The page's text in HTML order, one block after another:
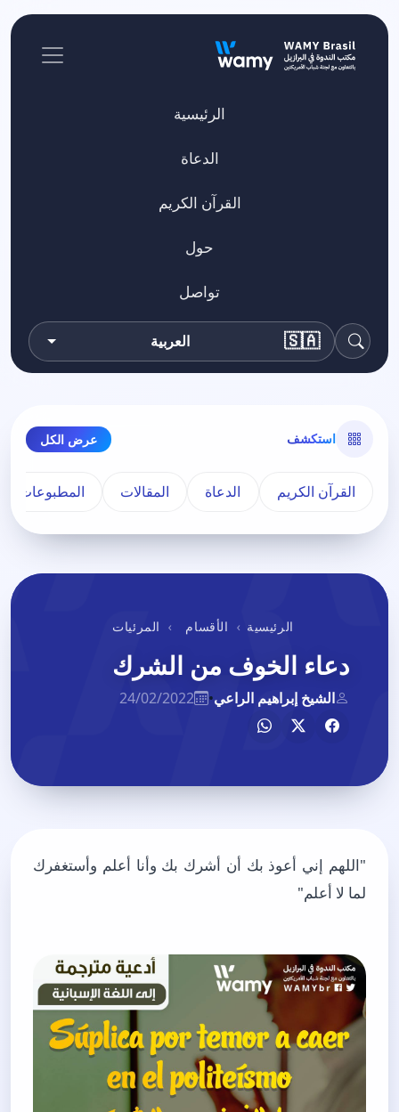
الرئيسية
الدعاة
القرآن الكريم
حول
تواصل
بحث 🇸🇦 العربية
استكشف عرض الكل
القرآن الكريم الدعاة المقالات المطبوعات
الرئيسية الأقسام المرئيات
دعاء الخوف من الشرك
الشيخ إبراهيم الراعي•
24/02/2022
"اللهم إني أعوذ بك أن أشرك بك وأنا أعلم وأستغفرك
لما لا أعلم"